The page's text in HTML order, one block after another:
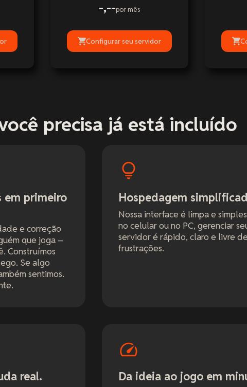
-,--por mês
Configurar seu servidor
precisa já está incluído
em primeiro
e correção
que joga –
Construímos
Se algo
sentimos.
Hospedagem
Nossa interface é limpa e
no celular ou no PC, gerenciar
servidor é rápido, claro e livre de
frustrações.
real.
Da ideia ao jogo em